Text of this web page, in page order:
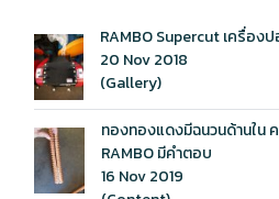
RAMBO Supercut เครื่องป
20 Nov 2018
(Gallery)
ทองทองแดงมีฉนวนด้านใน
RAMBO มีคำตอบ
16 Nov 2019